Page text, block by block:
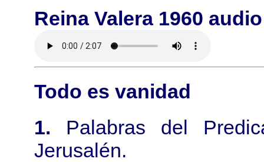
Reina Valera 1960
Todo es vanidad
1. Palabras del
Jerusalén.